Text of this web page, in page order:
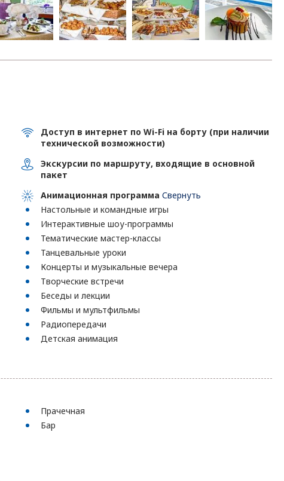
Доступ в интернет по Wi-Fi на борту (при наличии
технической возможности)
Экскурсии по маршруту, входящие в основной
пакет
Анимационная программа Свернуть
Настольные и командные игры
Интерактивные шоу-программы
Тематические мастер-классы
Танцевальные уроки
Концерты и музыкальные вечера
Творческие встречи
Беседы и лекции
Фильмы и мультфильмы
Радиопередачи
Детская анимация
Прачечная
Бар